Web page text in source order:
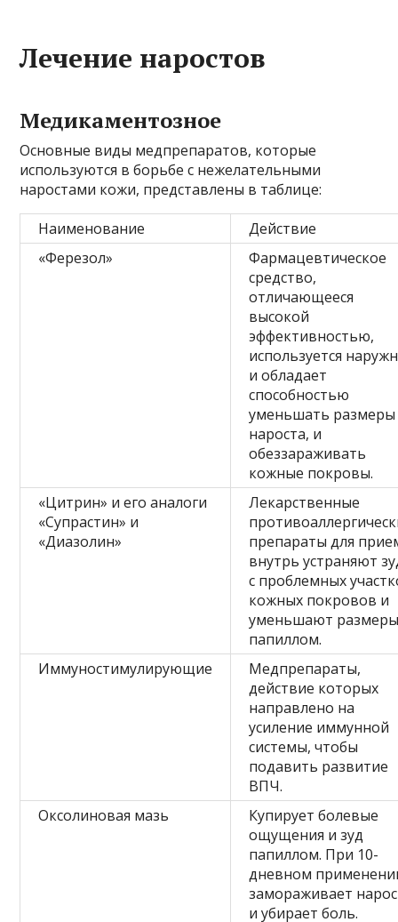
Лечение наростов
Медикаментозное
Основные виды медпрепаратов, которые
используются в борьбе с нежелательными
наростами кожи, представлены в таблице:
Наименование
Действие
«Ферезол»
Фармацевтическое
средство,
отличающееся
высокой
эффективностью,
используется
и обладает
способностью
уменьшать размеры
нароста, и
обеззараживать
кожные покровы.
«Цитрин» и его аналоги
«Супрастин» и
«Диазолин»
Лекарственные
препараты для
внутрь устраняют
с проблемных
кожных покровов и
уменьшают
папиллом.
Иммуностимулирующие
Медпрепараты,
действие которых
направлено на
усиление иммунной
системы, чтобы
подавить развитие
ВПЧ.
Оксолиновая мазь
Купирует болевые
ощущения и зуд
папиллом. При 10-
дневном
замораживает
и убирает боль.